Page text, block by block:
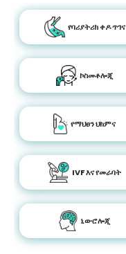
የባሪያትሪክ ቀዶ ጥገና
ኮስመቶሎጂ
የማህፀን ህክምና
IVF እና የመራባት
ኒውሮሎጂ